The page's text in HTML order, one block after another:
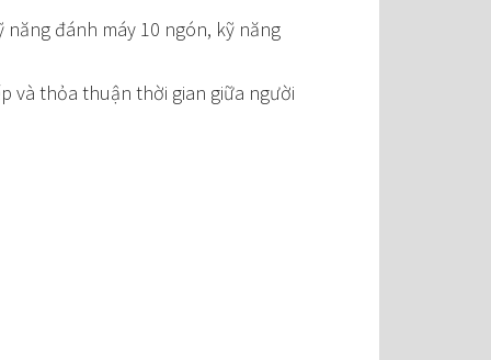
đánh máy 10 ngón, kỹ năng
và thỏa thuận thời gian giữa người